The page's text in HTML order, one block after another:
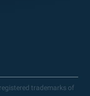
trademarks of